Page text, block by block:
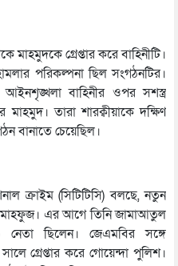
গ্রেপ্তার করে বাহিনীটি।
পরিকল্পনা ছিল সংগঠনটির।
বাহিনীর ওপর সশস্ত্র
তারা শারক্বীয়াকে দক্ষিণ
বানাতে চেয়েছিল।
ক্রাইম (সিটিটিসি) বলছে, নতুন
মাহফুজ। এর আগে তিনি জামাআতুল
নেতা ছিলেন। জেএমবির সঙ্গে
গ্রেপ্তার করে গোয়েন্দা পুলিশ।